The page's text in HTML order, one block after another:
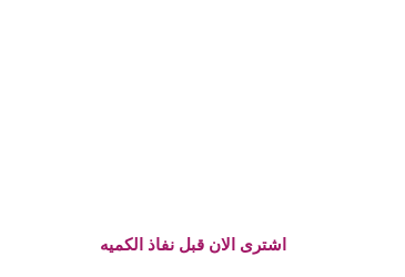
اشترى الان قبل نفاذ الكميه